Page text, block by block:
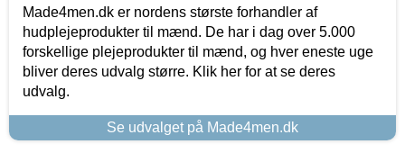
Made4men.dk er nordens største forhandler af
hudplejeprodukter til mænd. De har i dag over 5.000
forskellige plejeprodukter til mænd, og hver eneste uge
bliver deres udvalg større. Klik her for at se deres
udvalg.
Se udvalget på Made4men.dk